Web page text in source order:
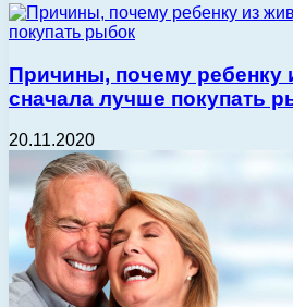
Причины, почему ребенку
сначала лучше покупать
20.11.2020